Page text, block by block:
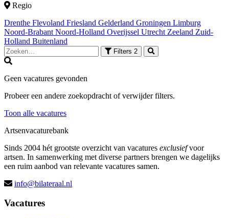
Regio
Drenthe Flevoland Friesland Gelderland Groningen Limburg
Noord-Brabant Noord-Holland Overijssel Utrecht Zeeland Zuid-
Holland Buitenland
Filters 2
Geen vacatures gevonden
Probeer een andere zoekopdracht of verwijder filters.
Toon alle vacatures
Artsenvacaturebank
Sinds 2004 hét grootste overzicht van vacatures exclusiefvoor
artsen. In samenwerking met diverse partners brengen we dagelijks
een ruim aanbod van relevante vacatures samen.
info@bilateraal.nl
Vacatures